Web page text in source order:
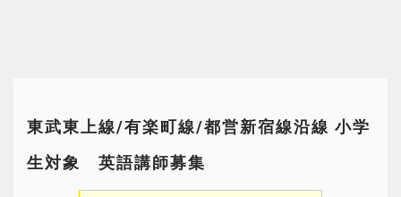
東武東上線/有楽町線/都営新宿線沿線 小学
生対象 英語講師募集